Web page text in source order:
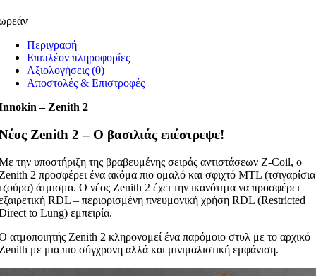
Περιγραφή
Επιπλέον πληροφορίες
Αξιολογήσεις (0)
Αποστολές & Επιστροφές
– Zenith 2
Zenith 2 – Ο βασιλιάς επέστρεψε!
την υποστήριξη της βραβευμένης σειράς αντιστάσεων Z-Coil, ο
2 προσφέρει ένα ακόμα πιο ομαλό και σφιχτό MTL (τσιγαρίσια
άτμισμα. Ο νέος Zenith 2 έχει την ικανότητα να προσφέρει
RDL – περιορισμένη πνευμονική χρήση RDL (Restricted
to Lung) εμπειρία.
ατμοποιητής Zenith 2 κληρονομεί ένα παρόμοιο στυλ με το αρχικό
με μια πιο σύγχρονη αλλά και μινιμαλιστική εμφάνιση.